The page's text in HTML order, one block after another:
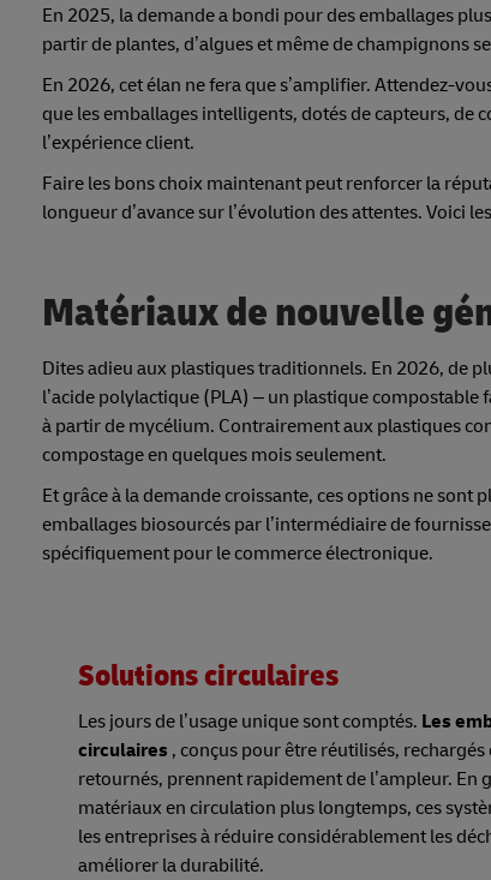
En 2025, la demande a bondi pour des emballages
partir de plantes, d’algues et même de champignons
En 2026, cet élan ne fera que s’amplifier. Attendez-
que les emballages intelligents, dotés de capteurs, de
l’expérience client.
Faire les bons choix maintenant peut renforcer la
longueur d’avance sur l’évolution des attentes. Voici
Matériaux de nouvelle
Dites adieu aux plastiques traditionnels. En 2026, de
l’acide polylactique (PLA) – un plastique
à partir de mycélium. Contrairement aux plastiques
compostage en quelques mois seulement.
Et grâce à la demande croissante, ces options ne sont
emballages biosourcés par l’intermédiaire de
spécifiquement pour le commerce électronique.
Solutions circulaires
Les jours de l’usage unique sont comptés. Les
circulaires , conçus pour être réutilisés, rechargés
retournés, prennent rapidement de l’ampleur. En
matériaux en circulation plus longtemps, ces
les entreprises à réduire considérablement les
améliorer la durabilité.